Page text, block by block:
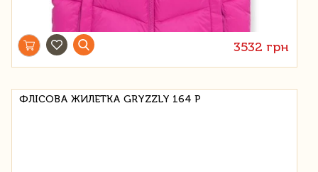
3532 грн
ФЛІСОВА ЖИЛЕТКА GRYZZLY 164 Р